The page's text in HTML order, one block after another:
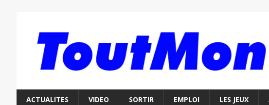
ACTUALITES VIDEO SORTIR EMPLOI LES JEUX